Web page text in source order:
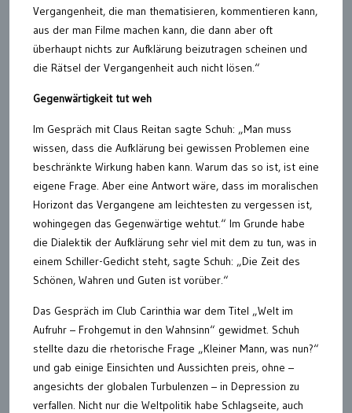
Vergangenheit, die man thematisieren, kommentieren kann,
aus der man Filme machen kann, die dann aber oft
überhaupt nichts zur Aufklärung beizutragen scheinen und
die Rätsel der Vergangenheit auch nicht lösen.“
Gegenwärtigkeit tut weh
Im Gespräch mit Claus Reitan sagte Schuh: „Man muss
wissen, dass die Aufklärung bei gewissen Problemen eine
beschränkte Wirkung haben kann. Warum das so ist, ist eine
eigene Frage. Aber eine Antwort wäre, dass im moralischen
Horizont das Vergangene am leichtesten zu vergessen ist,
wohingegen das Gegenwärtige wehtut.“ Im Grunde habe
die Dialektik der Aufklärung sehr viel mit dem zu tun, was in
einem Schiller-Gedicht steht, sagte Schuh: „Die Zeit des
Schönen, Wahren und Guten ist vorüber.“
Das Gespräch im Club Carinthia war dem Titel „Welt im
Aufruhr – Frohgemut in den Wahnsinn“ gewidmet. Schuh
stellte dazu die rhetorische Frage „Kleiner Mann, was nun?“
und gab einige Einsichten und Aussichten preis, ohne –
angesichts der globalen Turbulenzen – in Depression zu
verfallen. Nicht nur die Weltpolitik habe Schlagseite, auch